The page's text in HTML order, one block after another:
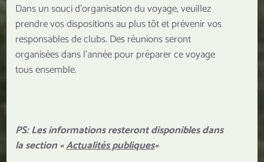
Dans un souci d’organisation du voyage, veuillez
prendre vos dispositions au plus tôt et prévenir vos
responsables de clubs. Des réunions seront
organisées dans l’année pour préparer ce voyage
tous ensemble.
PS: Les informations resteront disponibles dans
la section «Actualités publiques«